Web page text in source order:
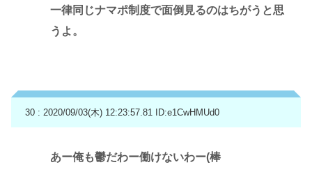
一律同じナマポ制度で面倒見るのはちがうと思
うよ。
30 : 2020/09/03(木) 12:23:57.81 ID:e1CwHMUd0
あー俺も鬱だわー働けないわー(棒